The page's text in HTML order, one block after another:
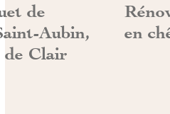
de
Aubin,
de Clair
en